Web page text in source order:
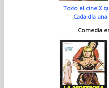
Todo el cine X
Cada día
Comedia